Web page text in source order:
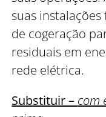
suas
de cogeração
residuais em
rede elétrica.
Substituir – com